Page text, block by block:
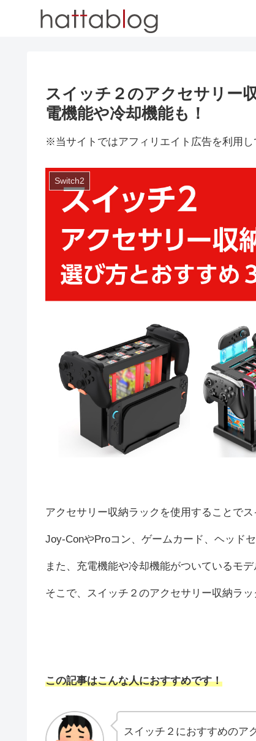
スイッチ２のアクセサリー
電機能や冷却機能も！
※当サイトではアフィリエイト広告を利用し
Switch2
アクセサリー収納ラックを使用することで
Joy-ConやProコン、ゲームカード、ヘッド
また、充電機能や冷却機能がついているモデ
そこで、スイッチ２のアクセサリー収納ラ
この記事はこんな人におすすめです！
スイッチ２におすすめのア